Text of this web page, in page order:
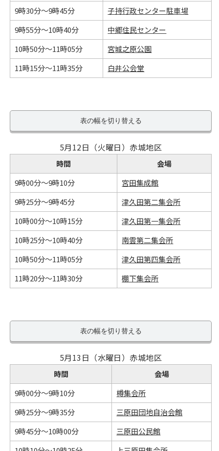
9時30分～9時45分
子持行政センター駐車場
9時55分～10時40分
中郷住民センター
10時50分～11時05分
宮城之原公園
11時15分～11時35分
白井公会堂
表の幅を切り替える
5月12日（火曜日）赤城地区
時間
会場
9時00分～9時10分
宮田集成館
9時25分～9時45分
津久田第二集会所
10時00分～10時15分
津久田第一集会所
10時25分～10時40分
南雲第二集会所
10時50分～11時05分
津久田第四集会所
11時20分～11時30分
棚下集会所
表の幅を切り替える
5月13日（水曜日）赤城地区
時間
会場
9時00分～9時10分
樽集会所
9時25分～9時35分
三原田団地自治会館
9時45分～10時00分
三原田公民館